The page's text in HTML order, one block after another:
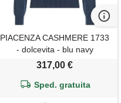
PIACENZA CASHMERE 1733
- dolcevita - blu navy
317,00 €
Sped. gratuita